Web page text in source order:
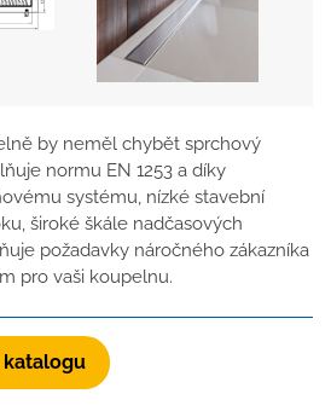
by neměl chybět sprchový
normu EN 1253 a díky
systému, nízké stavební
široké škále nadčasových
požadavky náročného zákazníka
pro vaši koupelnu.
katalogu